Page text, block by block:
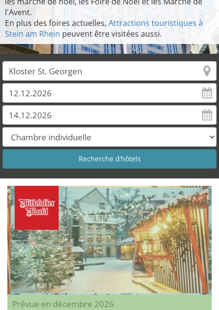
l'Avent.
En plus des foires actuelles, Attractions touristiques à
Stein am Rhein peuvent être visitées aussi.
Prévue en décembre 2026